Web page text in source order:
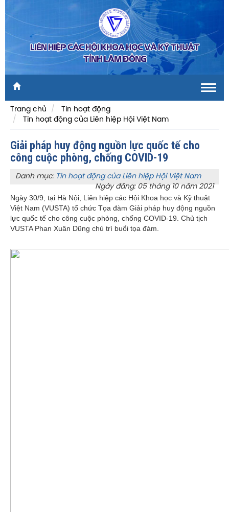
LIÊN HIỆP CÁC HỘI KHOA HỌC VÀ KỸ THUẬT
TỈNH LÂM ĐỒNG
Trang chủ
Tin hoạt động
Tin hoạt động của Liên hiệp Hội Việt Nam
Giải pháp huy động nguồn lực quốc tế cho
công cuộc phòng, chống COVID-19
Danh mục: Tin hoạt động của Liên hiệp Hội Việt Nam
Ngày đăng: 05 tháng 10 năm 2021
Ngày 30/9, tại Hà Nội, Liên hiệp các Hội Khoa học và Kỹ thuật
Việt Nam (VUSTA) tổ chức Tọa đàm Giải pháp huy động nguồn
lực quốc tế cho công cuộc phòng, chống COVID-19. Chủ tịch
VUSTA Phan Xuân Dũng chủ trì buổi tọa đàm.